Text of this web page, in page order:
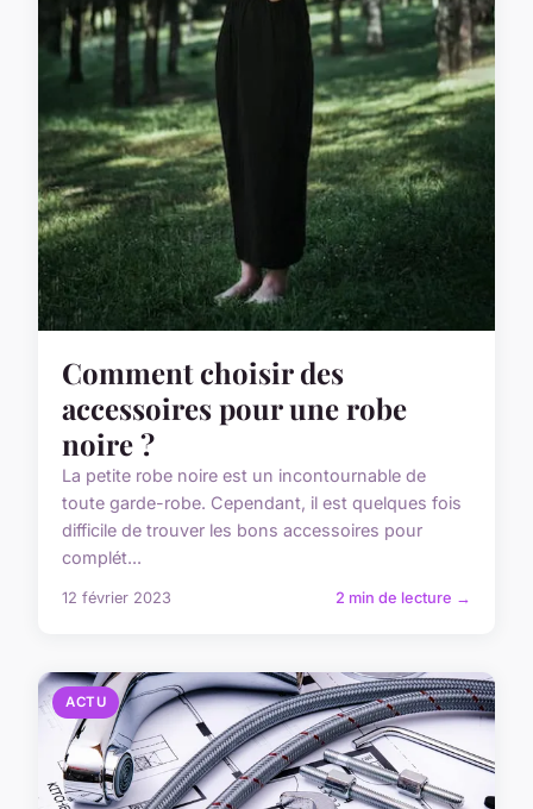
Comment choisir des
accessoires pour une robe
noire ?
La petite robe noire est un incontournable de
toute garde-robe. Cependant, il est quelques fois
difficile de trouver les bons accessoires pour
complét...
12 février 2023 2 min de lecture →
ACTU